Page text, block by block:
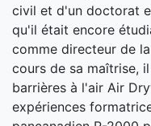
civil et d'un doctorat
qu'il était encore
comme directeur de
cours de sa maîtrise,
barrières à l'air Air
expériences